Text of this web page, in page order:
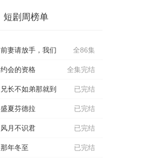
短剧周榜单
全86集
前妻请放手，我们
全集完结
约会的资格
已完结
兄长不如弟那就到
已完结
盛夏芬德拉
已完结
风月不识君
已完结
那年冬至